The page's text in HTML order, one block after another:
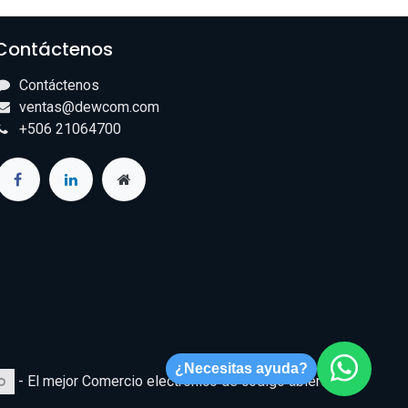
Contáctenos
ventas@dewcom.com
+506 21064700
- El mejor Comercio electrónico de código abierto
¿Necesitas ayuda?